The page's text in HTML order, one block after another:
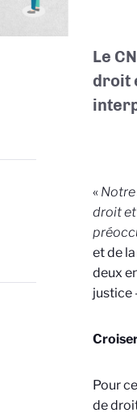
Le
droit
«
droit et
et de
deux
justice
Pour
de